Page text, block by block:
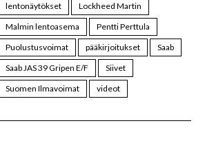
lentonäytökset
Lockheed Martin
Malmin lentoasema
Pentti Perttula
Puolustusvoimat
pääkirjoitukset
Saab
Saab JAS 39 Gripen E/F
Siivet
Suomen Ilmavoimat
videot